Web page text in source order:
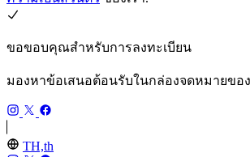
ขอขอบคุณสำหรับการลงทะเบียน
มองหาข้อเสนอต้อนรับในกล่องจดหมายข
TH,th